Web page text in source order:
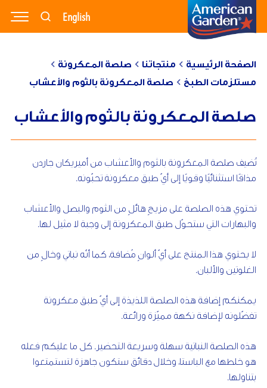
وصفاتنا
منتجاتنا
مدونتنا
نبذة عنا
تواصل معنا
English
الصفحة الرئيسية منتجاتنا
صلصة المعكرونة
مستلزمات الطبخ
صلصة المعكرونة بالثوم والأعشاب
صلصة المعكرونة بالثوم والأعشاب
تُضيف صلصة المعكرونة بالثوم والأعشاب من أميريكان جاردن
مذاقًا استثنائيًا وقويًا إلى أيّ طبق معكرونة تحبّونه.
تحتوي هذه الصلصة على مزيجٍ هائلٍ من الثوم والبصل والأعشاب
والبهارات التي ستحوّل طبق المعكرونة إلى وجبة لا مثيل لها.
لا يحتوي هذا المنتج على أيّ ألوانٍ مُضافة، كما أنّه نباتي وخالٍ من
الغلوتين والألبان.
يمكنكم إضافة هذه الصلصة اللذيذة إلى أيّ طبق معكرونة
تفضّلونه لإضافة نكهة مميّزة ورائعة.
هذه الصلصة النباتية سهلة وسريعة التحضير. كل ما عليكم فعله
هو خلطها مع الباستا، وخلال دقائق ستكون جاهزة لتستمتعوا
بتناولها.